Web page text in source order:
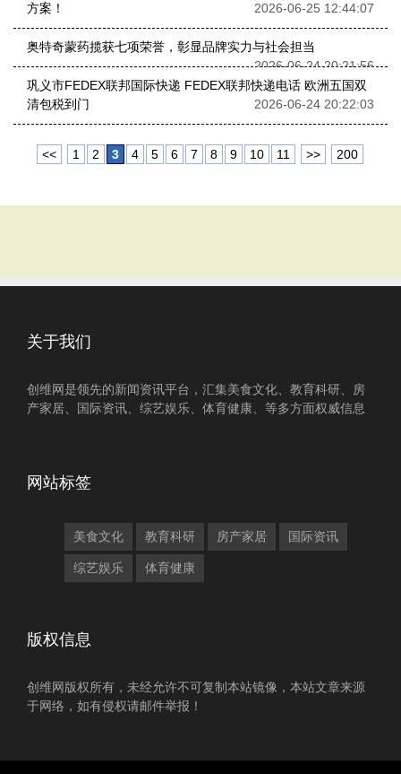
方案！
2026-06-25 12:44:07
奥特奇蒙药揽获七项荣誉，彰显品牌实力与社会担当
2026-06-24 20:21:56
巩义市FEDEX联邦国际快递 FEDEX联邦快递电话 欧洲五国双
清包税到门
2026-06-24 20:22:03
<< 1 2 3 4 5 6 7 8 9 10 11 >> 200
关于我们
创维网是领先的新闻资讯平台，汇集美食文化、教育科研、房
产家居、国际资讯、综艺娱乐、体育健康、等多方面权威信息
网站标签
美食文化 教育科研 房产家居 国际资讯
综艺娱乐 体育健康
版权信息
创维网版权所有，未经允许不可复制本站镜像，本站文章来源
于网络，如有侵权请邮件举报！